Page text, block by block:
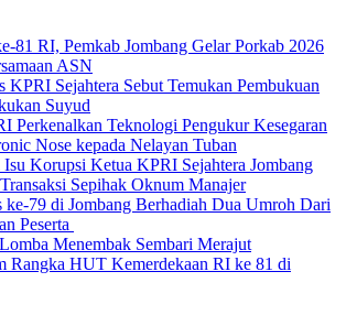
81 RI, Pemkab Jombang Gelar Porkab 2026
ASN
KPRI Sejahtera Sebut Temukan Pembukuan
Suyud
Teknologi Pengukur Kesegaran
Nose kepada Nelayan Tuban
Korupsi Ketua KPRI Sejahtera Jombang
Sepihak Oknum Manajer
ke-79 di Jombang Berhadiah Dua Umroh Dari
Peserta
Menembak Sembari Merajut
Rangka HUT Kemerdekaan RI ke 81 di